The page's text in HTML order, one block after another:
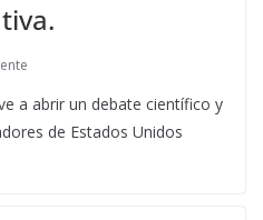
a abrir un debate científico y
de Estados Unidos